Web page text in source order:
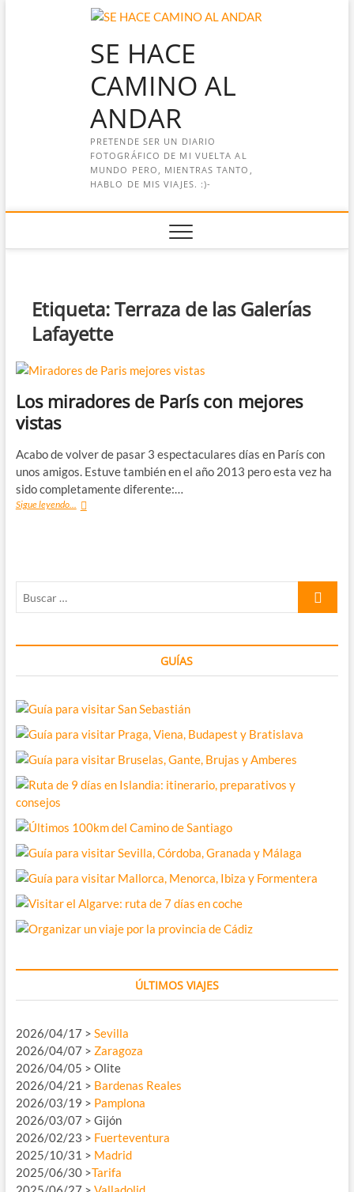
SE HACE
CAMINO AL
ANDAR
PRETENDE SER UN DIARIO
FOTOGRÁFICO DE MI VUELTA AL
MUNDO PERO, MIENTRAS TANTO,
HABLO DE MIS VIAJES. :)-
Etiqueta:Terraza de las Galerías
Lafayette
Los miradores de París con mejores
vistas
Acabo de volver de pasar 3 espectaculares días en París con
unos amigos. Estuve también en el año 2013 pero esta vez ha
sido completamente diferente:…
Sigue leyendo... Los
Buscar
GUÍAS
ÚLTIMOS VIAJES
2026/04/17 > Sevilla
2026/04/07 > Zaragoza
2026/04/05 > Olite
2026/04/21 > Bardenas Reales
2026/03/19 > Pamplona
2026/03/07 > Gijón
2026/02/23 > Fuerteventura
2025/10/31 > Madrid
2025/06/30 >Tarifa